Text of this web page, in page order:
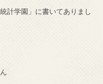
計学園」に書いてありまし